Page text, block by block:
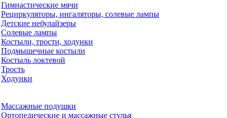
Гимнастические мячи
Рециркуляторы, ингаляторы, солевые лампы
Детские небулайзеры
Солевые лампы
Костыли, трости, ходунки
Подмышечные костыли
Костыль локтевой
Трость
Ходунки
Массажные подушки
Ортопедические и массажные стулья